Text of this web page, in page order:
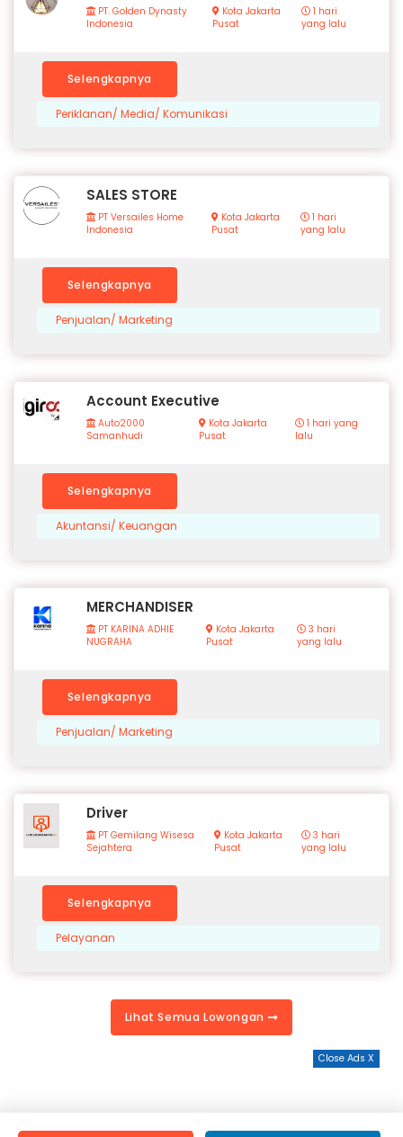
PT. Golden Dynasty
Indonesia
Kota Jakarta
Pusat
1 hari
yang lalu
Selengkapnya
Periklanan/ Media/ Komunikasi
SALES STORE
PT Versailes Home
Indonesia
Kota Jakarta
Pusat
1 hari
yang lalu
Selengkapnya
Penjualan/ Marketing
Account Executive
Auto2000
Samanhudi
Kota Jakarta
Pusat
1 hari yang
lalu
Selengkapnya
Akuntansi/ Keuangan
MERCHANDISER
PT KARINA ADHIE
NUGRAHA
Kota Jakarta
Pusat
3 hari
yang lalu
Selengkapnya
Penjualan/ Marketing
Driver
PT Gemilang Wisesa
Sejahtera
Kota Jakarta
Pusat
3 hari
yang lalu
Selengkapnya
Pelayanan
Lihat Semua Lowongan
Close Ads X